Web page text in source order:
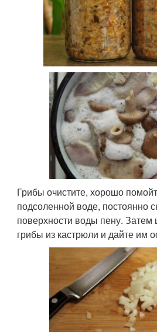
Грибы очистите, хорошо
подсоленной воде, постоянно
поверхности воды пену. Затем
грибы из кастрюли и дайте им